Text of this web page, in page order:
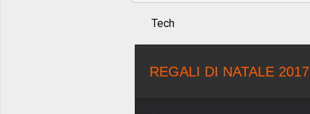
Tech
REGALI DI NATALE 2017